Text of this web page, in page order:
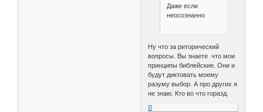
Даже если
неосознанно
Ну что за риторический
вопросы. Вы знаете что мои
принципы библейские. Они и
будут диктовать моему
разуму выбор. А про других я
не знаю. Кто во что горазд.
0